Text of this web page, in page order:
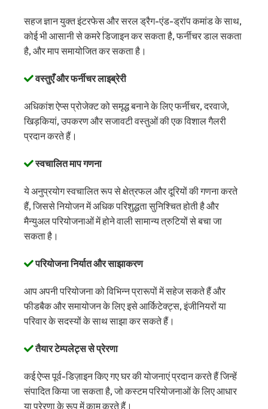
सहज ज्ञान युक्त इंटरफेस और सरल ड्रैग-एंड-ड्रॉप कमांड के साथ,
कोई भी आसानी से कमरे डिजाइन कर सकता है, फर्नीचर डाल सकता
है, और माप समायोजित कर सकता है।
वस्तुएँ और फर्नीचर लाइब्रेरी
अधिकांश ऐप्स प्रोजेक्ट को समृद्ध बनाने के लिए फर्नीचर, दरवाजे,
खिड़कियां, उपकरण और सजावटी वस्तुओं की एक विशाल गैलरी
प्रदान करते हैं।
स्वचालित माप गणना
ये अनुप्रयोग स्वचालित रूप से क्षेत्रफल और दूरियों की गणना करते
हैं, जिससे नियोजन में अधिक परिशुद्धता सुनिश्चित होती है और
मैन्युअल परियोजनाओं में होने वाली सामान्य त्रुटियों से बचा जा
सकता है।
परियोजना निर्यात और साझाकरण
आप अपनी परियोजना को विभिन्न प्रारूपों में सहेज सकते हैं और
फीडबैक और समायोजन के लिए इसे आर्किटेक्ट्स, इंजीनियरों या
परिवार के सदस्यों के साथ साझा कर सकते हैं।
तैयार टेम्पलेट्स से प्रेरणा
कई ऐप्स पूर्व-डिज़ाइन किए गए घर की योजनाएं प्रदान करते हैं जिन्हें
संपादित किया जा सकता है, जो कस्टम परियोजनाओं के लिए आधार
या प्रेरणा के रूप में काम करते हैं।